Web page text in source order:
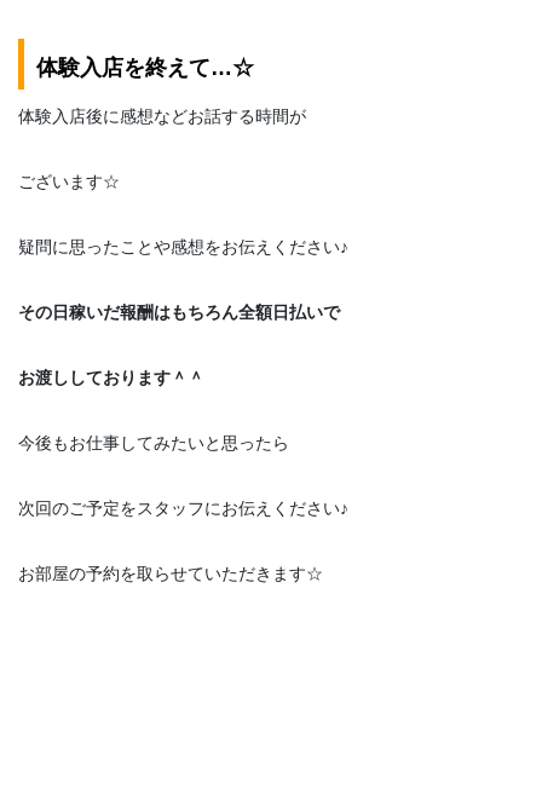
体験入店を終えて…☆
体験入店後に感想などお話する時間が
ございます☆
疑問に思ったことや感想をお伝えください♪
その日稼いだ報酬はもちろん全額日払いで
お渡ししております＾＾
今後もお仕事してみたいと思ったら
次回のご予定をスタッフにお伝えください♪
お部屋の予約を取らせていただきます☆